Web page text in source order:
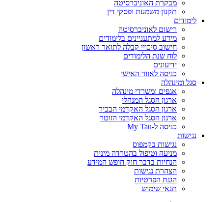
מבקרת האוניברסיטה
תקנון משמעת ופסקי דין
לימודים
רישום לאוניברסיטה
מידע למתעניינים בלימודים
חישוב סיכויי קבלה לתואר ראשון
לוח שנת הלימודים
ידיעונים
כניסה לאזור האישי
סגל ומינהלה
אגפים ומשרדי מינהלה
ארגון הסגל המנהלי
ארגון הסגל האקדמי הבכיר
ארגון הסגל האקדמי הזוטר
כניסה ל-My Tau
נגישות
נגישות בקמפוס
מניעה וטיפול בהטרדה מינית
הנחיות בדבר חוק חופש המידע
הצהרת נגישות
הגנת הפרטיות
תנאי שימוש